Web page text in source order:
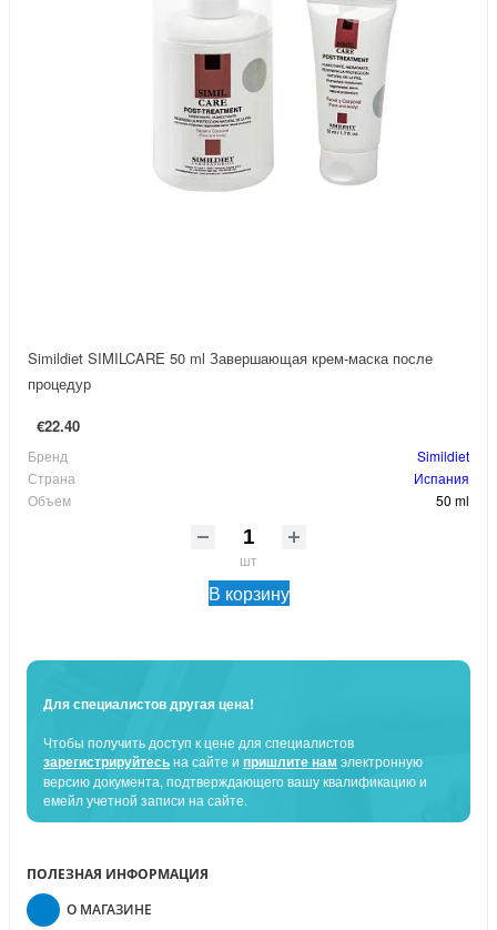
Simildiet SIMILCARE 50 ml Завершающая крем-маска после
процедур
€22.40
Бренд
Simildiet
Страна
Испания
Объем
50 ml
шт
В корзину
Для специалистов другая цена!
Чтобы получить доступ к цене для специалистов
зарегистрируйтесьна сайте и пришлите нам электронную
версию документа, подтверждающего вашу квалификацию и
емейл учетной записи на сайте.
ПОЛЕЗНАЯ ИНФОРМАЦИЯ
О МАГАЗИНЕ